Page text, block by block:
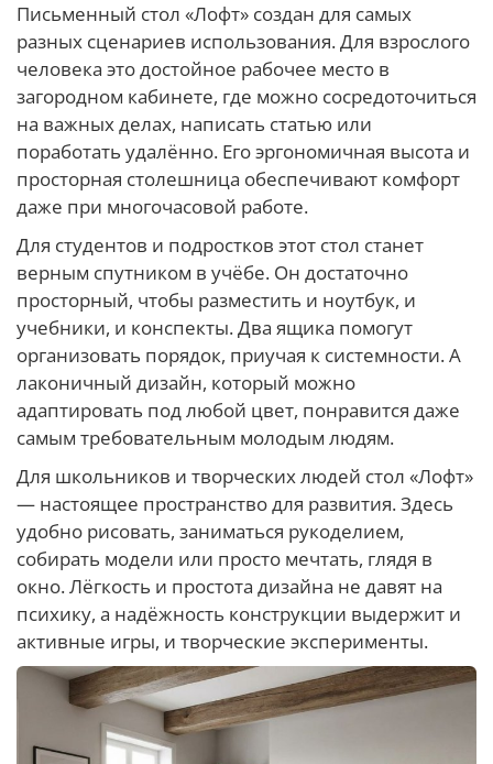
Письменный стол «Лофт» создан для самых
разных сценариев использования. Для взрослого
человека это достойное рабочее место в
загородном кабинете, где можно сосредоточиться
на важных делах, написать статью или
поработать удалённо. Его эргономичная высота и
просторная столешница обеспечивают комфорт
даже при многочасовой работе.
Для студентов и подростков этот стол станет
верным спутником в учёбе. Он достаточно
просторный, чтобы разместить и ноутбук, и
учебники, и конспекты. Два ящика помогут
организовать порядок, приучая к системности. А
лаконичный дизайн, который можно
адаптировать под любой цвет, понравится даже
самым требовательным молодым людям.
Для школьников и творческих людей стол «Лофт»
— настоящее пространство для развития. Здесь
удобно рисовать, заниматься рукоделием,
собирать модели или просто мечтать, глядя в
окно. Лёгкость и простота дизайна не давят на
психику, а надёжность конструкции выдержит и
активные игры, и творческие эксперименты.